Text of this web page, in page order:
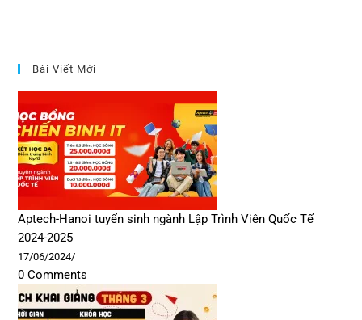
Bài Viết Mới
Aptech-Hanoi tuyển sinh ngành Lập Trình Viên Quốc Tế
2024-2025
17/06/2024/
0 Comments